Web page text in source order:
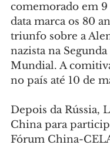
comemorado em
data marca os 80
triunfo sobre a
nazista na
Mundial. A
no país até 10 de
Depois da Rússia,
China para
Fórum China-